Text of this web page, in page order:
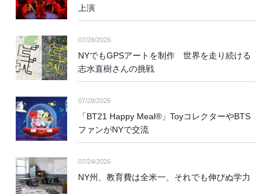
上演
07/28/2026
NYでもGPSアートを制作 世界を走り続ける
志水直樹さんの挑戦
07/28/2026
「BT21 Happy Meal®」ToyコレクターやBTS
ファンがNYで交流
07/24/2026
NY州、教育費は全米一、それでも伸びぬ学力